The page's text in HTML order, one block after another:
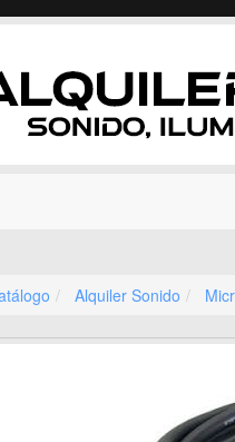
Alquiler Sonido